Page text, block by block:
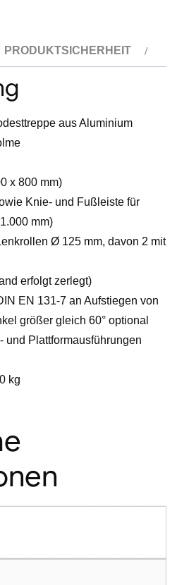
PRODUKTSICHERHEIT
aus Aluminium
x 800 mm)
Knie- und Fußleiste für
mm)
Ø 125 mm, davon 2 mit
erfolgt zerlegt)
EN 131-7 an Aufstiegen von
größer gleich 60° optional
und Plattformausführungen
kg